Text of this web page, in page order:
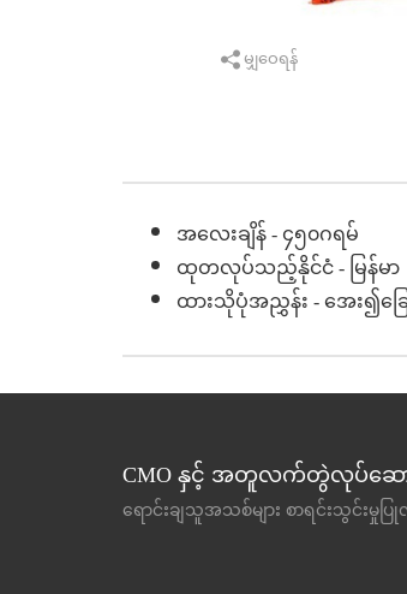
မျှဝေရန်
အလေးချိန် - ၄၅၀ဂရမ်
ထုတလုပ်သည့်နိုင်ငံ - မြန်မာ
ထားသိုပုံအညွှန်း - အေး၍ခ
CMO နှင့် အတူလက်တွဲလုပ်ဆေ
ရောင်းချသူအသစ်များ စာရင်းသွင်းမှုပ